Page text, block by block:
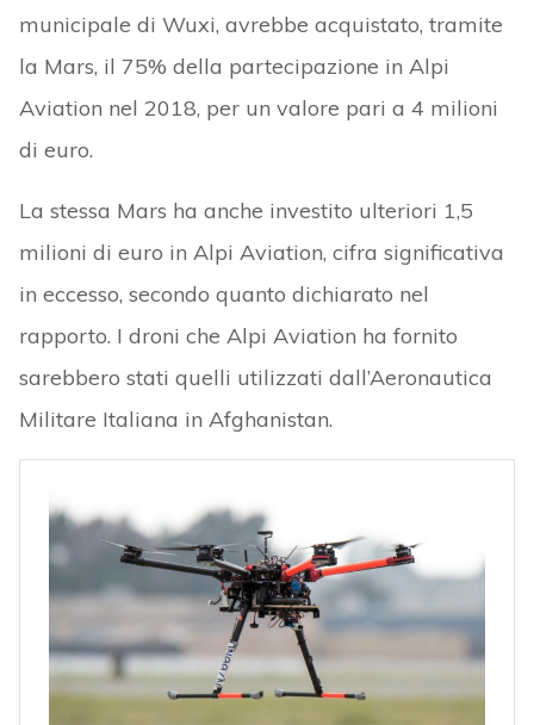
municipale di Wuxi, avrebbe acquistato, tramite
la Mars, il 75% della partecipazione in Alpi
Aviation nel 2018, per un valore pari a 4 milioni
di euro.
La stessa Mars ha anche investito ulteriori 1,5
milioni di euro in Alpi Aviation, cifra significativa
in eccesso, secondo quanto dichiarato nel
rapporto. I droni che Alpi Aviation ha fornito
sarebbero stati quelli utilizzati dall’Aeronautica
Militare Italiana in Afghanistan.